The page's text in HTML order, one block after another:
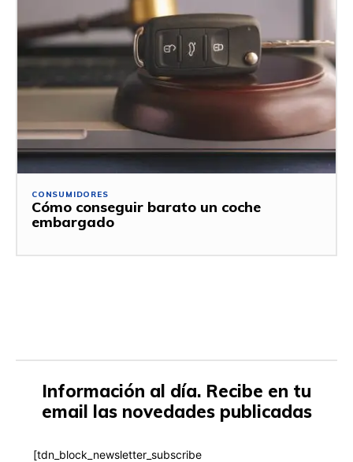
CONSUMIDORES
Cómo conseguir barato un coche
embargado
Información al día. Recibe en tu
email las novedades publicadas
[tdn_block_newsletter_subscribe